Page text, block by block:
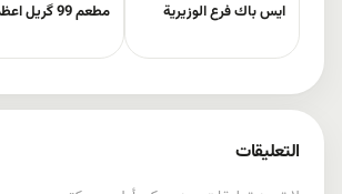
ايس باك فرع الوزيرية مطعم 99 گریل اعظمية
التعليقات